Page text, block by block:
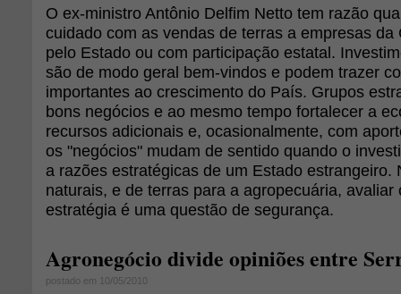
O ex-ministro Antônio Delfim Netto tem razão
cuidado com as vendas de terras a empresas da
pelo Estado ou com participação estatal.
são de modo geral bem-vindos e podem trazer
importantes ao crescimento do País. Grupos
bons negócios e ao mesmo tempo fortalecer a
recursos adicionais e, ocasionalmente, com
os "negócios" mudam de sentido quando o
a razões estratégicas de um Estado estrangeiro.
naturais, e de terras para a agropecuária, avaliar
estratégia é uma questão de segurança.
Agronegócio divide opiniões entre
postado em 10/05/2010